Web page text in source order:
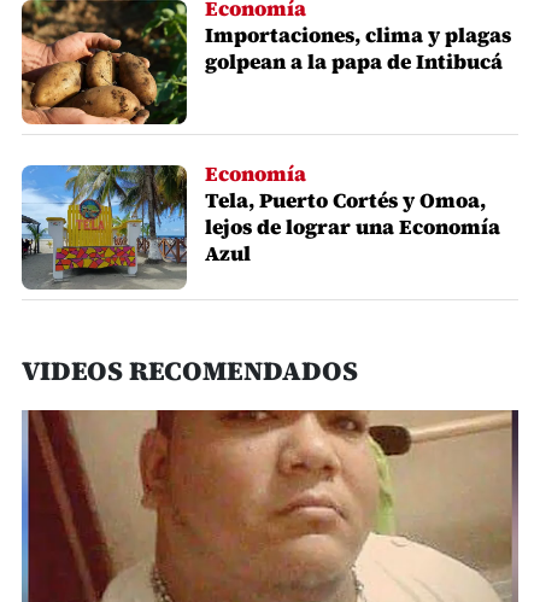
Economía
Importaciones, clima y plagas
golpean a la papa de Intibucá
Economía
Tela, Puerto Cortés y Omoa,
lejos de lograr una Economía
Azul
VIDEOS RECOMENDADOS